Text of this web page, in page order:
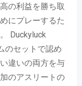
の利益を勝ち取
にプレーするた
Duckyluck
のセットで認め
違いの両方を与
のアスリートの